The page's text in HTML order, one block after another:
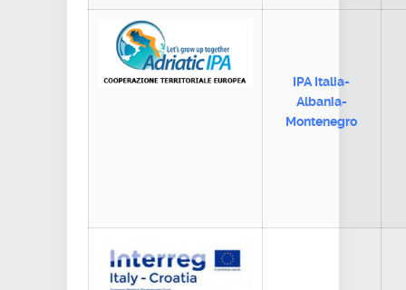
IPA Italia-
Albania-
Montenegro